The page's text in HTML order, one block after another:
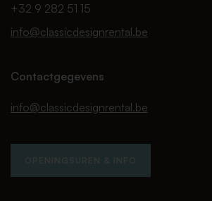
+32 9 282 51 15
info@classicdesignrental.be
Contactgegevens
info@classicdesignrental.be
OPENINGSUREN & INFO